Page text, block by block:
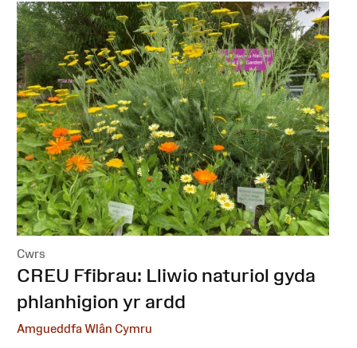
Cwrs
:CREU Ffibrau: Lliwio naturiol gyda
phlanhigion yr ardd
Amgueddfa Wlân Cymru